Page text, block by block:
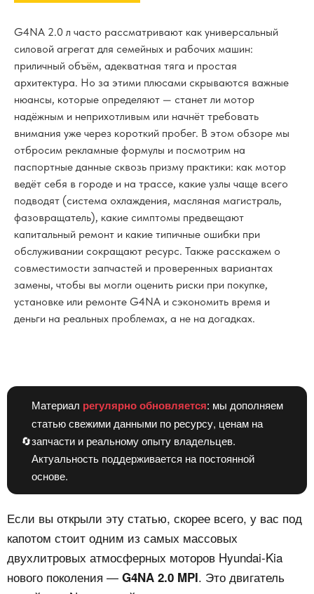
G4NA 2.0 л часто рассматривают как универсальный
силовой агрегат для семейных и рабочих машин:
приличный объём, адекватная тяга и простая
архитектура. Но за этими плюсами скрываются важные
нюансы, которые определяют — станет ли мотор
надёжным и неприхотливым или начнёт требовать
внимания уже через короткий пробег. В этом обзоре мы
отбросим рекламные формулы и посмотрим на
паспортные данные сквозь призму практики: как мотор
ведёт себя в городе и на трассе, какие узлы чаще всего
подводят (система охлаждения, масляная магистраль,
фазовращатель), какие симптомы предвещают
капитальный ремонт и какие типичные ошибки при
обслуживании сокращают ресурс. Также расскажем о
совместимости запчастей и проверенных вариантах
замены, чтобы вы могли оценить риски при покупке,
установке или ремонте G4NA и сэкономить время и
деньги на реальных проблемах, а не на догадках.
🔄
Материал регулярно обновляется: мы дополняем
статью свежими данными по ресурсу, ценам на
запчасти и реальному опыту владельцев.
Актуальность поддерживается на постоянной
основе.
Если вы открыли эту статью, скорее всего, у вас под
капотом стоит одним из самых массовых
двухлитровых атмосферных моторов Hyundai-Kia
нового поколения — G4NA 2.0 MPI. Это двигатель